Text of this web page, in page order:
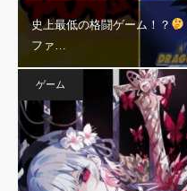
史上最低の格闘ゲーム！？
ファ…
ゲーム